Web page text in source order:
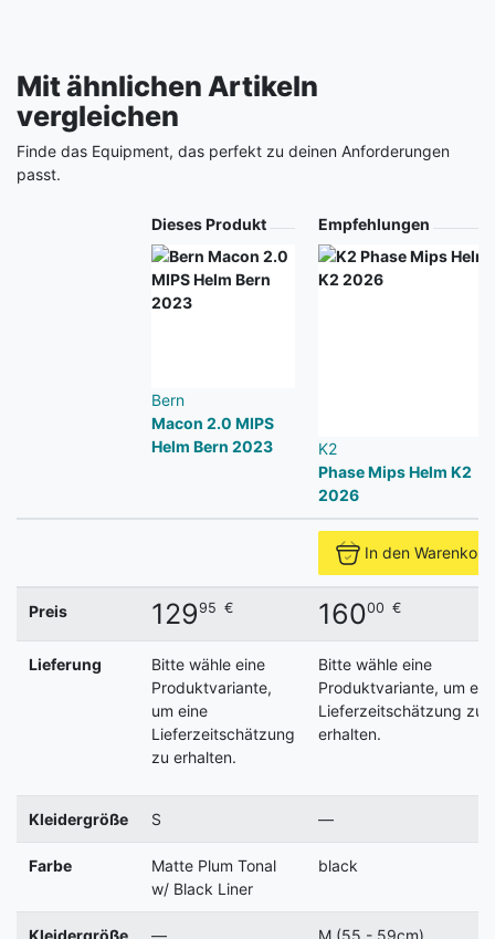
Mit ähnlichen Artikeln
vergleichen
Finde das Equipment, das perfekt zu deinen Anforderungen
passt.
Dieses Produkt
Bern
Macon 2.0 MIPS
Helm Bern 2023
Empfehlungen
K2
Phase Mips Helm K2
2026
In den Warenkorb
Preis 12995 € 16000 €
Lieferung
Bitte wähle eine
Produktvariante,
um eine
Lieferzeitschätzung
zu erhalten.
Bitte wähle eine
Produktvariante, um
Lieferzeitschätzung zu
erhalten.
Kleidergröße S —
Farbe
Matte Plum Tonal
w/ Black Liner
black
Kleidergröße — M (55 - 59cm)